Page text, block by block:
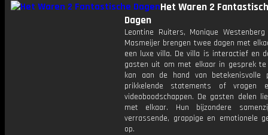
Het Waren 2
Dagen
Leontine Ruiters, Monique
Masmeijer brengen twee dagen met
een luxe villa. De villa is interactief en
gasten uit om met elkaar in gesprek te
kan aan de hand van betekenisvolle
prikkelende statements of vragen
videoboodschappen. De gasten delen
met elkaar. Hun bijzondere
verrassende, grappige en emotionele
op.